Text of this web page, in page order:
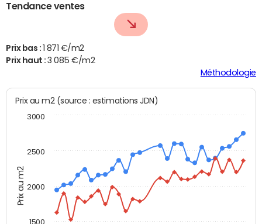
Tendance ventes
Prix bas : 1 871 €/m2
Prix haut :3 085 €/m2
Méthodologie
Prix au m2
Prix au m2 (source : estimations JDN)
1500
2000
2500
3000